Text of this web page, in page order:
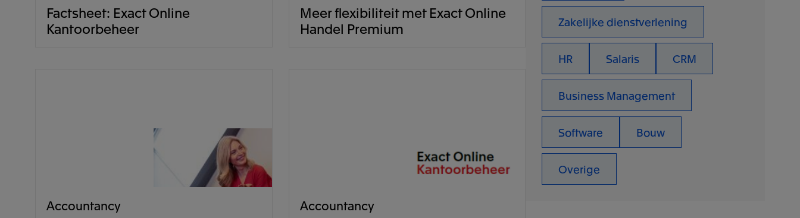
Zakelijke dienstverlening
HR Salaris CRM
Business Management
Software Bouw
Overige
Factsheet: Exact Online
Kantoorbeheer
Meer flexibiliteit met Exact Online
Handel Premium
Accountancy Accountancy